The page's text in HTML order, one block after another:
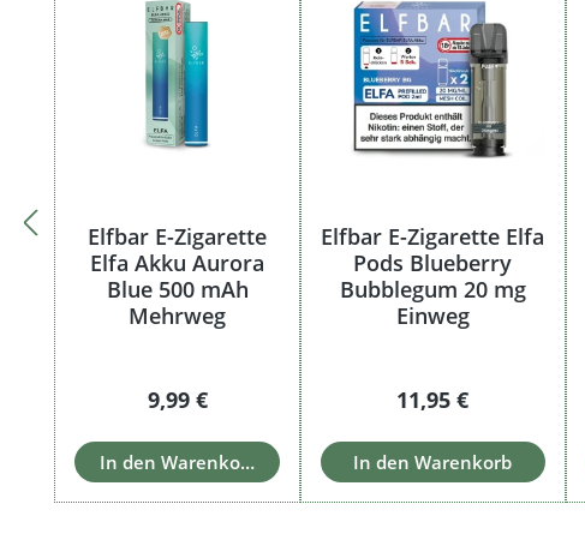
Elfbar E-Zigarette
Elfa Akku Aurora
Blue 500 mAh
Mehrweg
Regulärer Preis:
9,99 €
In den Warenkorb
Elfbar E-Zigarette Elfa
Pods Blueberry
Bubblegum 20 mg
Einweg
Regulärer Preis:
11,95 €
In den Warenkorb